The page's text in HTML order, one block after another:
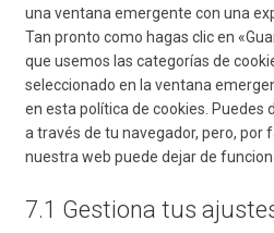
una ventana emergente con una
Tan pronto como hagas clic en
que usemos las categorías de
seleccionado en la ventana
en esta política de cookies. Puedes
a través de tu navegador, pero, por
nuestra web puede dejar de
7.1 Gestiona tus